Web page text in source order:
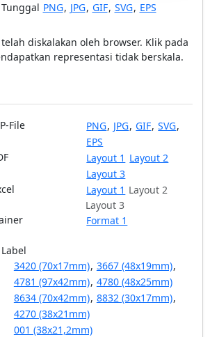
PNG, JPG, GIF, SVG, EPS
diskalakan oleh browser. Klik pada
representasi tidak berskala.
File PNG, JPG, GIF, SVG,
EPS
Layout 1 Layout 2
Layout 3
Layout 1 Layout 2
Layout 3
Format 1
3420 (70x17mm), 3667 (48x19mm),
4781 (97x42mm), 4780 (48x25mm)
8634 (70x42mm), 8832 (30x17mm),
4270 (38x21mm)
001 (38x21,2mm)